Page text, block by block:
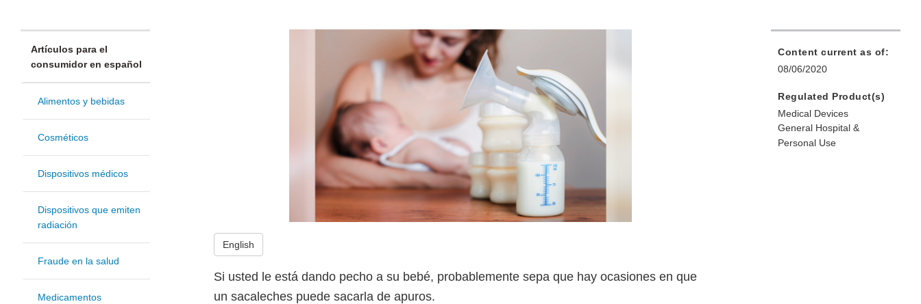
Artículos para el
consumidor en español
Alimentos y bebidas
Cosméticos
Dispositivos médicos
Dispositivos que emiten
radiación
Fraude en la salud
Medicamentos
English
Si usted le está dando pecho a su bebé, probablemente sepa que hay ocasiones en que
un sacaleches puede sacarla de apuros.
Content current as of:
08/06/2020
Regulated Product(s)
Medical Devices
General Hospital &
Personal Use